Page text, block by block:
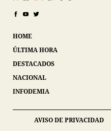
HOME
ÚLTIMA HORA
DESTACADOS
NACIONAL
INFODEMIA
AVISO DE PRIVACIDAD